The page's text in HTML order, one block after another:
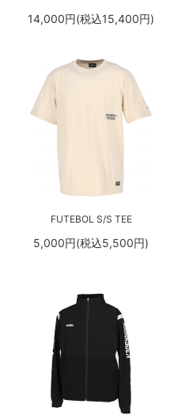
14,000円(税込15,400円)
FUTEBOL S/S TEE
5,000円(税込5,500円)